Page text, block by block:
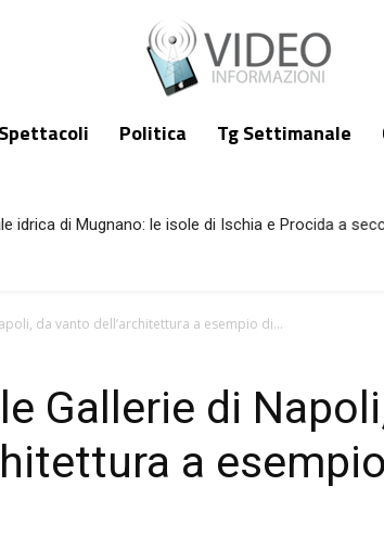
Spettacoli Politica Tg Settimanale
idrica di Mugnano: le isole di Ischia e Procida a
da vanto dell’architettura a esempio di...
Gallerie di
a esempio